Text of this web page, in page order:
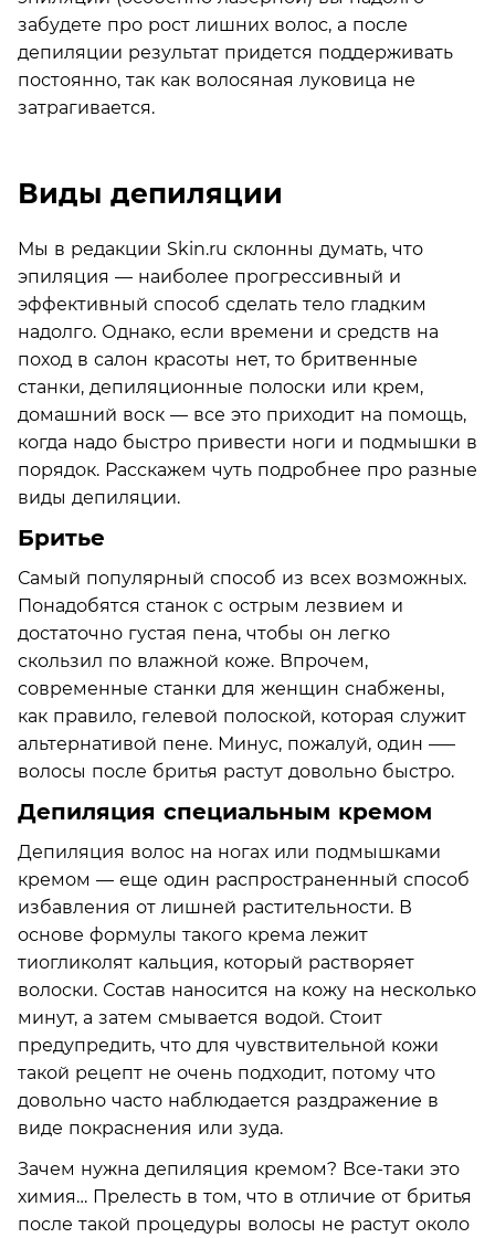
забудете про рост лишних волос, а после
депиляции результат придется поддерживать
постоянно, так как волосяная луковица не
затрагивается.
Виды депиляции
Мы в редакции Skin.ru склонны думать, что
эпиляция — наиболее прогрессивный и
эффективный способ сделать тело гладким
надолго. Однако, если времени и средств на
поход в салон красоты нет, то бритвенные
станки, депиляционные полоски или крем,
домашний воск — все это приходит на помощь,
когда надо быстро привести ноги и подмышки в
порядок. Расскажем чуть подробнее про разные
виды депиляции.
Бритье
Самый популярный способ из всех возможных.
Понадобятся станок c острым лезвием и
достаточно густая пена, чтобы он легко
скользил по влажной коже. Впрочем,
современные станки для женщин снабжены,
как правило, гелевой полоской, которая служит
альтернативой пене. Минус, пожалуй, один —–
волосы после бритья растут довольно быстро.
Депиляция специальным кремом
Депиляция волос на ногах или подмышками
кремом — еще один распространенный способ
избавления от лишней растительности. В
основе формулы такого крема лежит
тиогликолят кальция, который растворяет
волоски. Состав наносится на кожу на несколько
минут, а затем смывается водой. Стоит
предупредить, что для чувствительной кожи
такой рецепт не очень подходит, потому что
довольно часто наблюдается раздражение в
виде покраснения или зуда.
Зачем нужна депиляция кремом? Все-таки это
химия… Прелесть в том, что в отличие от бритья
после такой процедуры волосы не растут около